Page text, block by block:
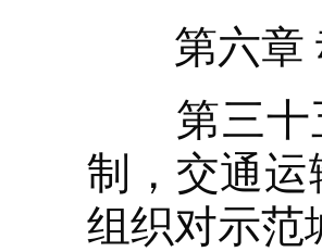
第六章
第三十五
制，交通
组织对示范